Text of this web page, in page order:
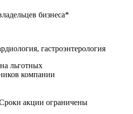
бизнеса*
гастроэнтерология
льготных
компании
акции ограничены